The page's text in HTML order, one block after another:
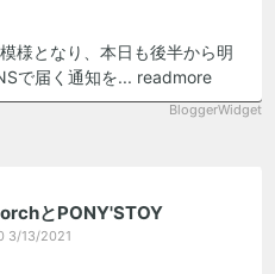
様となり、本日も後半から明
で届く通知を... readmore
BloggerWidget
とPONY'STOY
3/13/2021